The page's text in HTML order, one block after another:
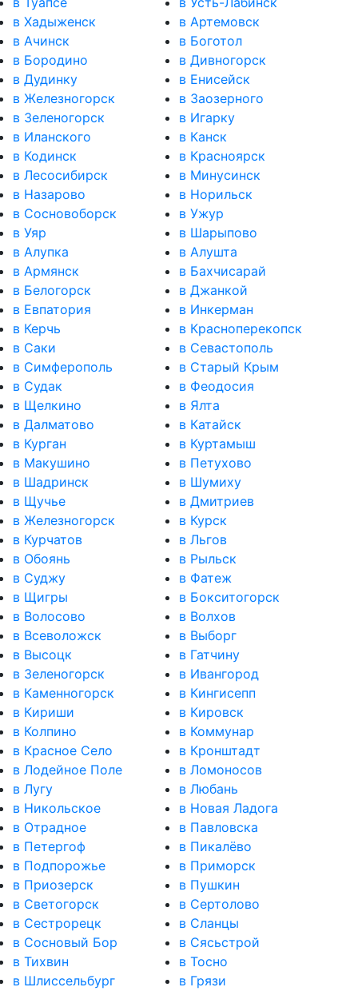
в Хадыженск
в Артемовск
в Ачинск
в Боготол
в Бородино
в Дивногорск
в Дудинку
в Енисейск
в Железногорск
в Заозерного
в Зеленогорск
в Игарку
в Иланского
в Канск
в Кодинск
в Красноярск
в Лесосибирск
в Минусинск
в Назарово
в Норильск
в Сосновоборск
в Ужур
в Уяр
в Шарыпово
в Алупка
в Алушта
в Армянск
в Бахчисарай
в Белогорск
в Джанкой
в Евпатория
в Инкерман
в Керчь
в Красноперекопск
в Саки
в Севастополь
в Симферополь
в Старый Крым
в Судак
в Феодосия
в Щелкино
в Ялта
в Далматово
в Катайск
в Курган
в Куртамыш
в Макушино
в Петухово
в Шадринск
в Шумиху
в Щучье
в Дмитриев
в Железногорск
в Курск
в Курчатов
в Льгов
в Обоянь
в Рыльск
в Суджу
в Фатеж
в Щигры
в Бокситогорск
в Волосово
в Волхов
в Всеволожск
в Выборг
в Высоцк
в Гатчину
в Зеленогорск
в Ивангород
в Каменногорск
в Кингисепп
в Кириши
в Кировск
в Колпино
в Коммунар
в Красное Село
в Кронштадт
в Лодейное Поле
в Ломоносов
в Лугу
в Любань
в Никольское
в Новая Ладога
в Отрадное
в Павловска
в Петергоф
в Пикалёво
в Подпорожье
в Приморск
в Приозерск
в Пушкин
в Светогорск
в Сертолово
в Сестрорецк
в Сланцы
в Сосновый Бор
в Сясьстрой
в Тихвин
в Тосно
в Шлиссельбург
в Грязи